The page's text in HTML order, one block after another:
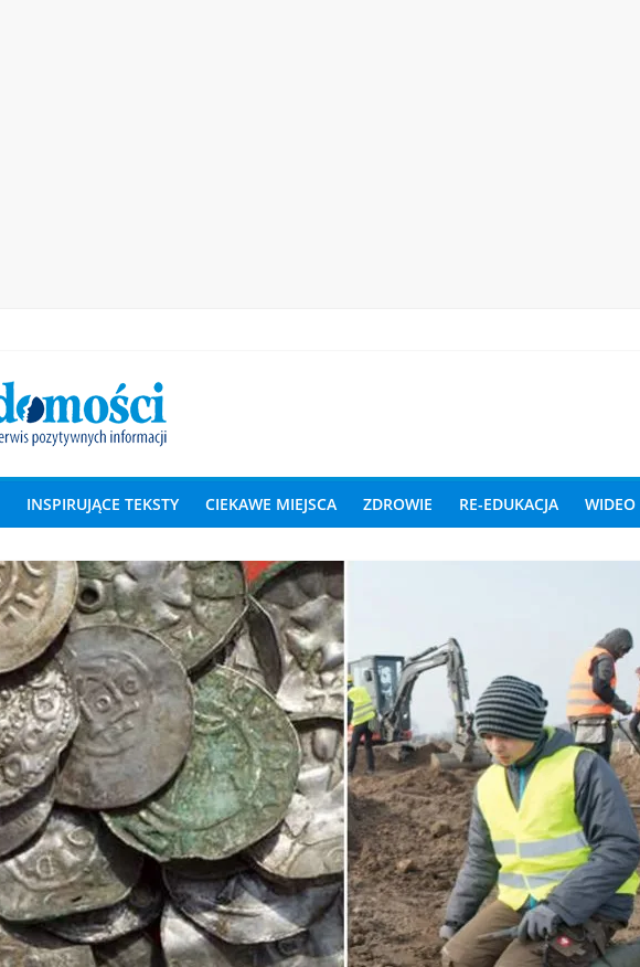
INSPIRUJĄCE TEKSTY CIEKAWE MIEJSCA ZDROWIE RE-EDUKACJA WIDEO